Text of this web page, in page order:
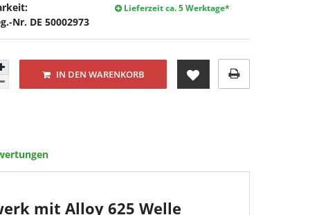
Lieferzeit ca. 5 Werktage*
Nr. DE 50002973
IN DEN WARENKORB
mit Alloy 625 Welle